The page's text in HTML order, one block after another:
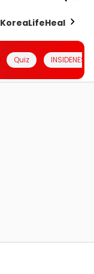
KoreaLifeHealth
Quiz INSIDENESIA